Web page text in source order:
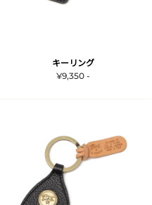
キーリング
¥9,350 -